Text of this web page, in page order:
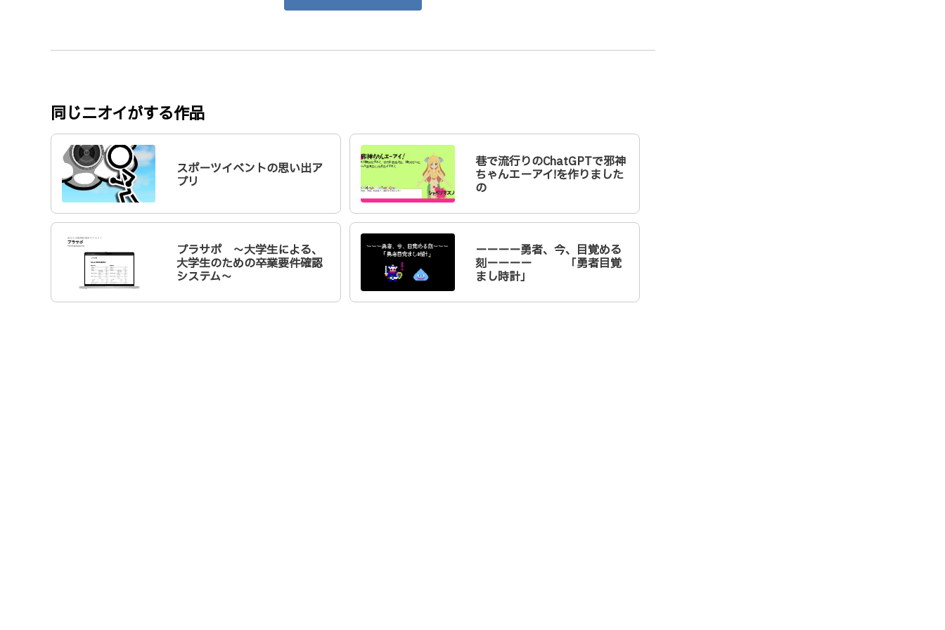
同じニオイがする作品
スポーツイベントの思い出ア
プリ
巷で流行りのChatGPTで邪神
ちゃんエーアイ!を作りました
の
プラサポ ～大学生による、
大学生のための卒業要件確認
システム～
ーーーー勇者、今、目覚める
刻ーーーー 「勇者目覚
まし時計」